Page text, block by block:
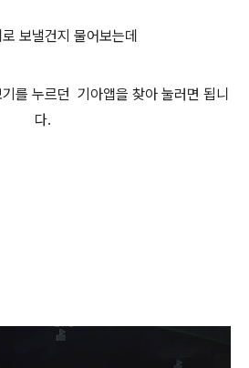
보낼건지 물어보는데
를 누르던 기아앱을 찾아 눌러면 됩니
다.